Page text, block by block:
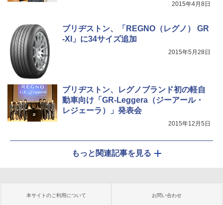
2015年4月8日
ブリヂストン、「REGNO（レグノ） GR
-XI」に34サイズ追加
2015年5月28日
ブリヂストン、レグノブランド初の軽自
動車向け「GR-Leggera（ジーアール・
レジェーラ）」発表会
2015年12月5日
もっと関連記事を見る
本サイトのご利用について お問い合わせ